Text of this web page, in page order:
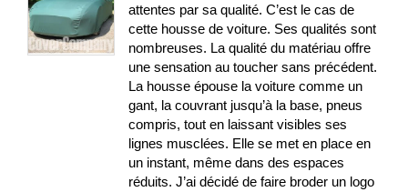
attentes par sa qualité. C’est le cas de
cette housse de voiture. Ses qualités sont
nombreuses. La qualité du matériau offre
une sensation au toucher sans précédent.
La housse épouse la voiture comme un
gant, la couvrant jusqu’à la base, pneus
compris, tout en laissant visibles ses
lignes musclées. Elle se met en place en
un instant, même dans des espaces
réduits. J’ai décidé de faire broder un logo